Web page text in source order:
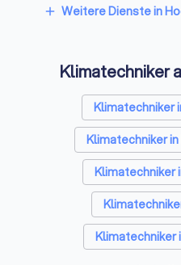
Architekten in
Schreiner in
add Weitere Dienste in
Klimatechniker
Klimatechniker
Klimatechniker
Klimatechniker
Klimatechniker